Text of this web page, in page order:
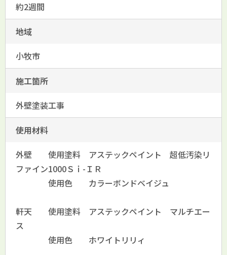
約2週間
地域
小牧市
施工箇所
外壁塗装工事
使用材料
外壁 使用塗料 アステックペイント 超低汚染リ
ファイン1000Ｓｉ-ＩＲ
使用色 カラーボンドベイジュ
軒天 使用塗料 アステックペイント マルチエー
ス
使用色 ホワイトリリィ